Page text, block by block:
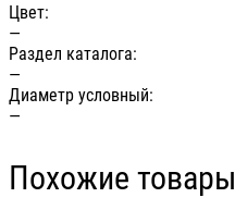
Цвет:
—
Раздел каталога:
—
Диаметр условный:
—
Похожие товары